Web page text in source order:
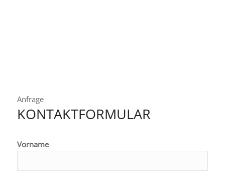
Anfrage
KONTAKTFORMULAR
Vorname